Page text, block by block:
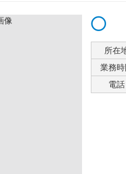
所在
業務
電話